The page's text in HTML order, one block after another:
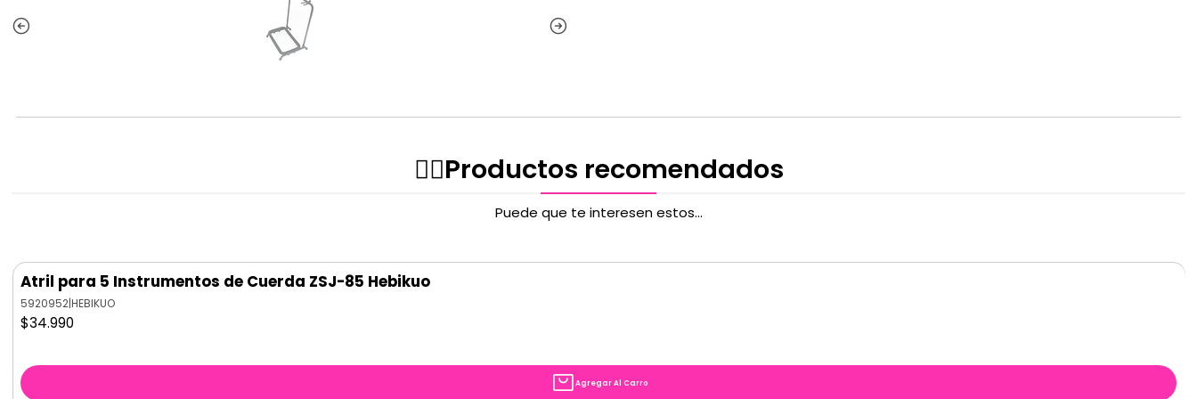
✌🏻️Productos recomendados
Puede que te interesen estos...
Atril para 5 Instrumentos de Cuerda ZSJ-85 Hebikuo
5920952|HEBIKUO
$34.990
Agregar Al Carro